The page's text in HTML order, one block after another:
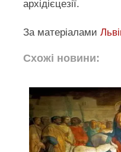
архідієцезії.
За матеріалами
Схожі новини: